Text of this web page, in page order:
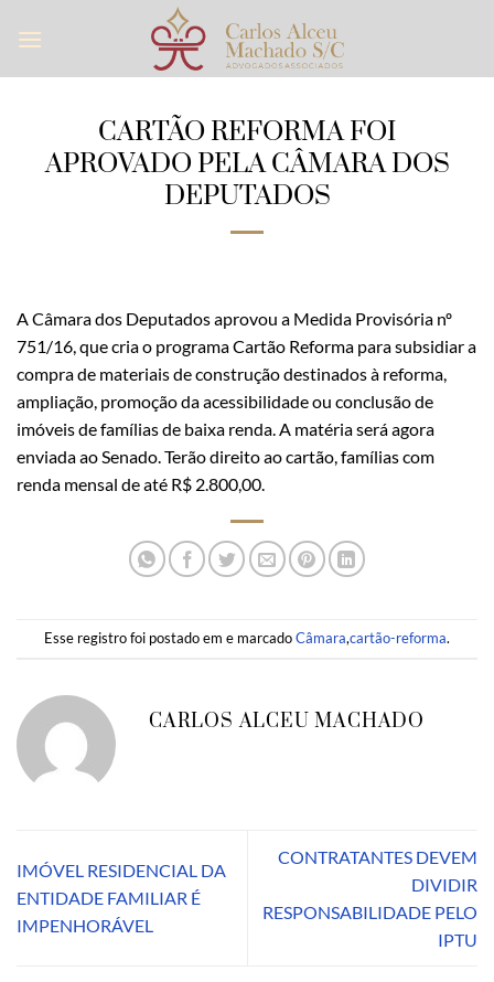
CARTÃO REFORMA FOI
APROVADO PELA CÂMARA DOS
DEPUTADOS
A Câmara dos Deputados aprovou a Medida Provisória nº
751/16, que cria o programa Cartão Reforma para subsidiar a
compra de materiais de construção destinados à reforma,
ampliação, promoção da acessibilidade ou conclusão de
imóveis de famílias de baixa renda. A matéria será agora
enviada ao Senado. Terão direito ao cartão, famílias com
renda mensal de até R$ 2.800,00.
Esse registro foi postado em e marcadoCâmara,cartão-reforma.
CARLOS ALCEU MACHADO
IMÓVEL RESIDENCIAL DA
ENTIDADE FAMILIAR É
IMPENHORÁVEL
CONTRATANTES DEVEM
DIVIDIR
RESPONSABILIDADE PELO
IPTU